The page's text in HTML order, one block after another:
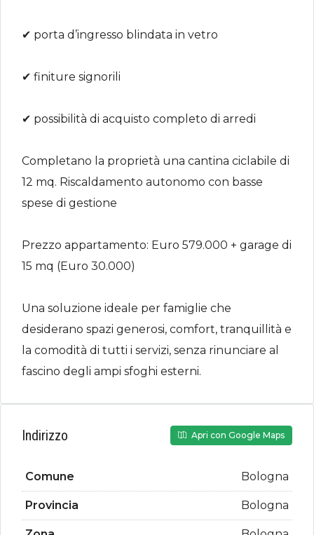
✔ porta d’ingresso blindata in vetro
✔ finiture signorili
✔ possibilità di acquisto completo di arredi
Completano la proprietà una cantina ciclabile di
12 mq. Riscaldamento autonomo con basse
spese di gestione
Prezzo appartamento: Euro 579.000 + garage di
15 mq (Euro 30.000)
Una soluzione ideale per famiglie che
desiderano spazi generosi, comfort, tranquillità e
la comodità di tutti i servizi, senza rinunciare al
fascino degli ampi sfoghi esterni.
Indirizzo Apri con Google Maps
Comune Bologna
Provincia Bologna